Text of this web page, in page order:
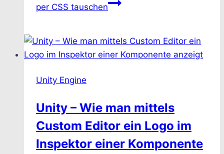
per CSS tauschen
Unity Engine
Unity – Wie man mittels
Custom Editor ein Logo im
Inspektor einer Komponente